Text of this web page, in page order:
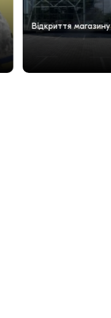
Відкриття магазину